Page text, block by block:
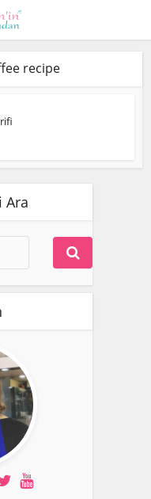
recipe
Ara